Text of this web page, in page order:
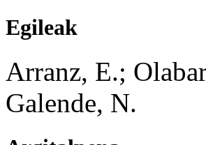
Egileak
Arranz, E.;
Galende, N.